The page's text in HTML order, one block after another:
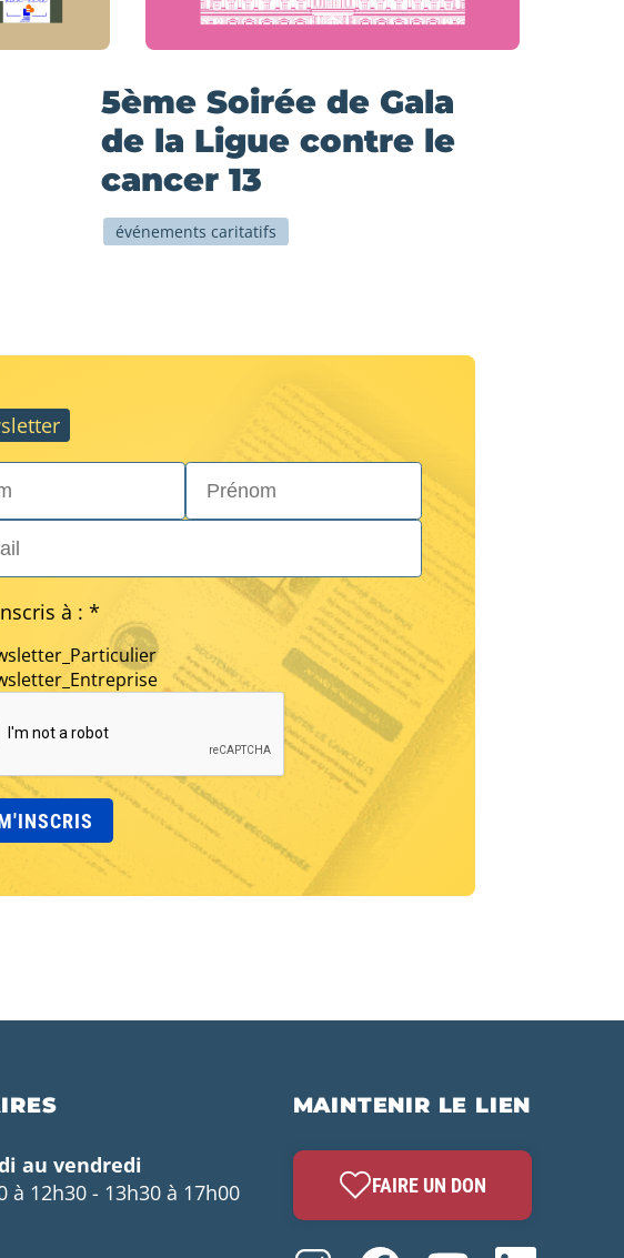
5ème Soirée de Gala
de la Ligue contre le
cancer 13
événements caritatifs
Prénom*
à : *
au vendredi
à 12h30 - 13h30 à 17h00
MAINTENIR LE LIEN
FAIRE UN DON